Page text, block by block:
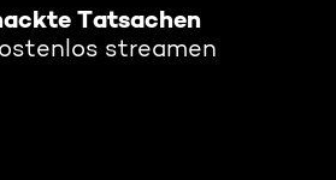
Tatsachen
streamen